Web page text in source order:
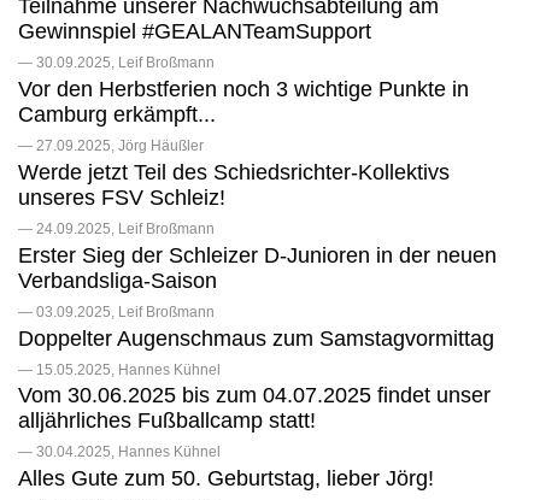
Teilnahme unserer Nachwuchsabteilung am
Gewinnspiel #GEALANTeamSupport
— 30.09.2025, Leif Broßmann
Vor den Herbstferien noch 3 wichtige Punkte in
Camburg erkämpft...
— 27.09.2025, Jörg Häußler
Werde jetzt Teil des Schiedsrichter-Kollektivs
unseres FSV Schleiz!
— 24.09.2025, Leif Broßmann
Erster Sieg der Schleizer D-Junioren in der neuen
Verbandsliga-Saison
— 03.09.2025, Leif Broßmann
Doppelter Augenschmaus zum Samstagvormittag
— 15.05.2025, Hannes Kühnel
Vom 30.06.2025 bis zum 04.07.2025 findet unser
alljährliches Fußballcamp statt!
— 30.04.2025, Hannes Kühnel
Alles Gute zum 50. Geburtstag, lieber Jörg!